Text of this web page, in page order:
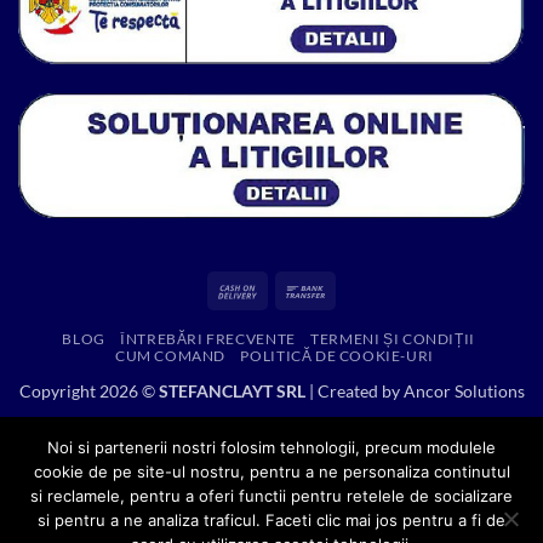
Cash
Delivery
BLOG ÎNTREBĂRI FRECVENTE
TERMENI ȘI CONDIȚII
CUM COMAND
POLITICĂ DE COOKIE-URI
Copyright 2026 ©STEFANCLAYT SRL| Created byAncor Solutions
Noi si partenerii nostri folosim tehnologii, precum modulele
cookie de pe site-ul nostru, pentru a ne personaliza continutul
si reclamele, pentru a oferi functii pentru retelele de socializare
si pentru a ne analiza traficul. Faceti clic mai jos pentru a fi de